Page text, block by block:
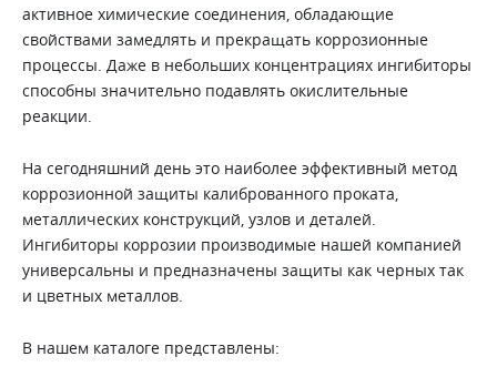
активное химические соединения, обладающие
свойствами замедлять и прекращать коррозионные
процессы. Даже в небольших концентрациях ингибиторы
способны значительно подавлять окислительные
реакции.
На сегодняшний день это наиболее эффективный метод
коррозионной защиты калиброванного проката,
металлических конструкций, узлов и деталей.
Ингибиторы коррозии производимые нашей компанией
универсальны и предназначены защиты как черных так
и цветных металлов.
В нашем каталоге представлены: